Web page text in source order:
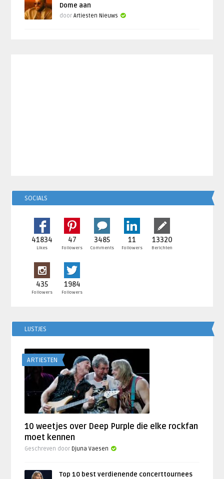
Dome aan
doorArtiesten Nieuws
SOCIALS
41834
Likes
47
Followers
3485
Comments
11
Followers
13320
Berichten
435
Followers
1984
Followers
LIJSTJES
ARTIESTEN
10 weetjes over Deep Purple die elke rockfan
moet kennen
Geschreven door Djuna Vaesen
Top 10 best verdienende concerttournees